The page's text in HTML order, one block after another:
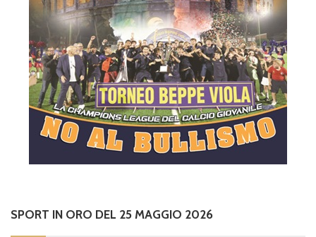
SPORT IN ORO DEL 25 MAGGIO 2026